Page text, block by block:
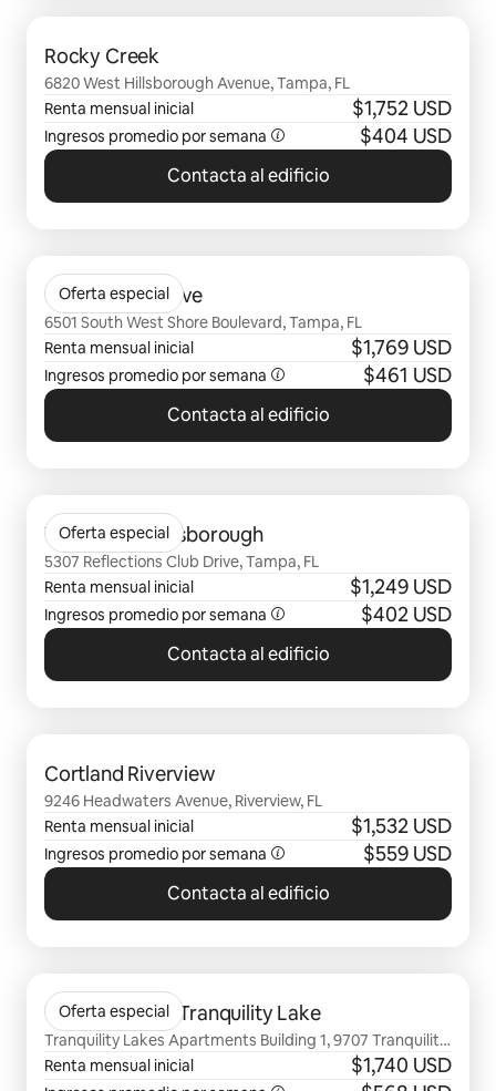
Rocky Creek
6820 West Hillsborough Avenue, Tampa, FL
Renta mensual inicial
$1,752 USD
Ingresos promedio por semana $404 USD
Contacta al edificio
Oferta especial
Camden Preserve
6501 South West Shore Boulevard, Tampa, FL
Renta mensual inicial
$1,769 USD
Ingresos promedio por semana $461 USD
Contacta al edificio
Oferta especial
Vantage on Hillsborough
5307 Reflections Club Drive, Tampa, FL
Renta mensual inicial
$1,249 USD
Ingresos promedio por semana $402 USD
Contacta al edificio
Cortland Riverview
9246 Headwaters Avenue, Riverview, FL
Renta mensual inicial
$1,532 USD
Ingresos promedio por semana $559 USD
Contacta al edificio
Oferta especial
The Enclave at Tranquility Lake
Tranquility Lakes Apartments Building 1, 9707 Tranquility
Lake Circle, Riverview, FL
Renta mensual inicial $1,740 USD